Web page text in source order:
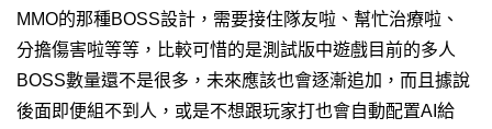
MMO的那種BOSS設計，需要接住隊友啦、幫忙治療啦、
分擔傷害啦等等，比較可惜的是測試版中遊戲目前的多人
BOSS數量還不是很多，未來應該也會逐漸追加，而且據說
後面即便組不到人，或是不想跟玩家打也會自動配置AI給